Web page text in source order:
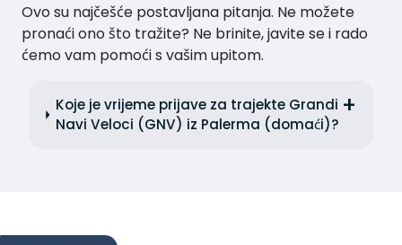
Ovo su najčešće postavljana pitanja. Ne možete
pronaći ono što tražite? Ne brinite, javite se i rado
ćemo vam pomoći s vašim upitom.
Koje je vrijeme prijave za trajekte Grandi
Navi Veloci (GNV) iz Palerma (domaći)?